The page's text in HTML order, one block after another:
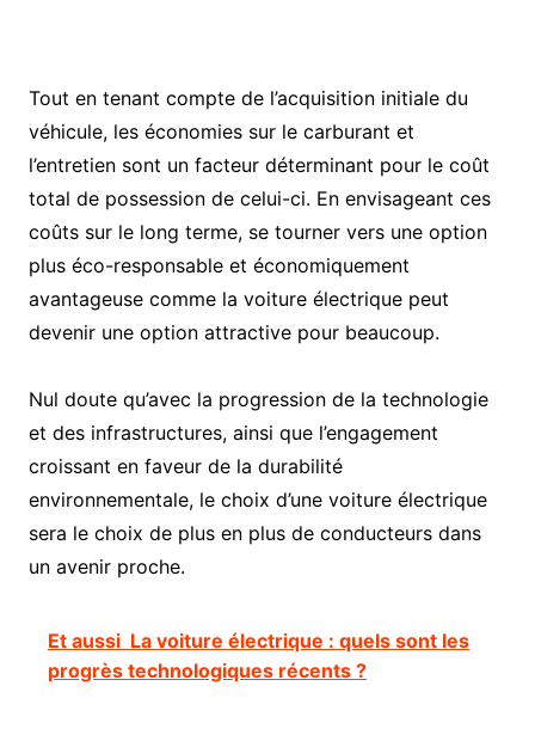
Tout en tenant compte de l’acquisition initiale du
véhicule, les économies sur le carburant et
l’entretien sont un facteur déterminant pour le coût
total de possession de celui-ci. En envisageant ces
coûts sur le long terme, se tourner vers une option
plus éco-responsable et économiquement
avantageuse comme la voiture électrique peut
devenir une option attractive pour beaucoup.
Nul doute qu’avec la progression de la technologie
et des infrastructures, ainsi que l’engagement
croissant en faveur de la durabilité
environnementale, le choix d’une voiture électrique
sera le choix de plus en plus de conducteurs dans
un avenir proche.
Et aussi La voiture électrique : quels sont les
progrès technologiques récents ?